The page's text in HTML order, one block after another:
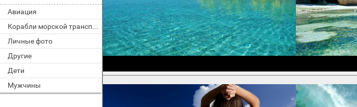
Авиация
Корабли морской транспорт
Личные фото
Другие
Дети
Мужчины